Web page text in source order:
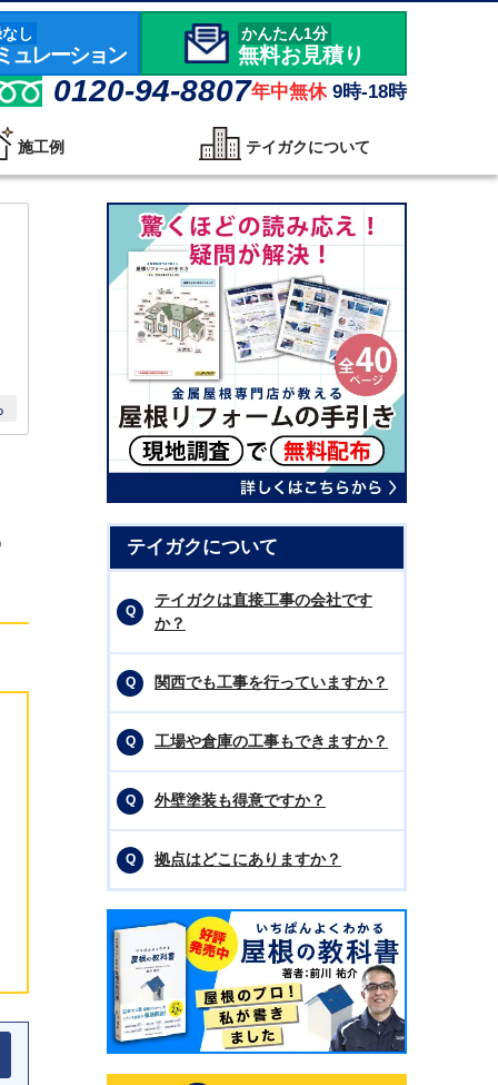
し
ュレーション
かんたん1分
無料お見積り
0120-94-8807年中無休 9時-18時
施工例 テイガクについて
テイガクについて
テイガクは直接工事の会社です
か？
関西でも工事を行っていますか？
工場や倉庫の工事もできますか？
外壁塗装も得意ですか？
拠点はどこにありますか？